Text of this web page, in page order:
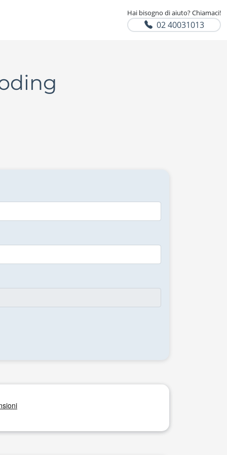
Hai bisogno di aiuto? Chiamaci!
02 40031013